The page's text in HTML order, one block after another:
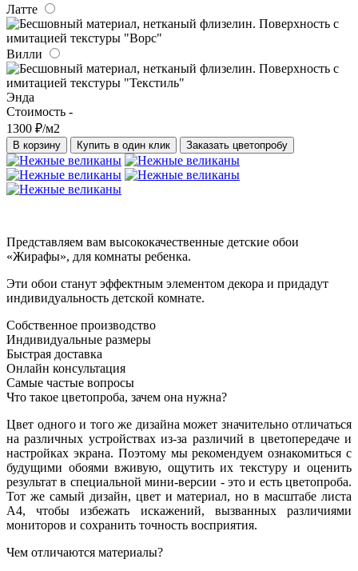
Латте
Вилли
Энда
Стоимость -
1300 ₽/м2
В корзину Купить в один клик Заказать цветопробу
Представляем вам высококачественные детские обои
«Жирафы», для комнаты ребенка.
Эти обои станут эффектным элементом декора и придадут
индивидуальность детской комнате.
Собственное производство
Индивидуальные размеры
Быстрая доставка
Онлайн консультация
Самые частые вопросы
Что такое цветопроба, зачем она нужна?
Цвет одного и того же дизайна может значительно отличаться
на различных устройствах из-за различий в цветопередаче и
настройках экрана. Поэтому мы рекомендуем ознакомиться с
будущими обоями вживую, ощутить их текстуру и оценить
результат в специальной мини-версии - это и есть цветопроба.
Тот же самый дизайн, цвет и материал, но в масштабе листа
А4, чтобы избежать искажений, вызванных различиями
мониторов и сохранить точность восприятия.
Чем отличаются материалы?